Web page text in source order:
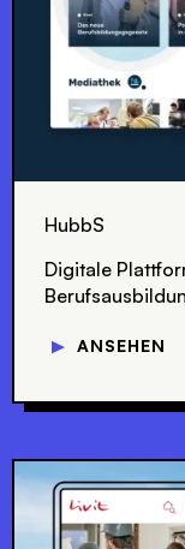
HubbS
Digitale
▼ ANSEHEN